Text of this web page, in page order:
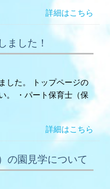
詳細はこちら
ました！
した。 トップページの
。 ・パート保育士（保
詳細はこちら
の園見学について